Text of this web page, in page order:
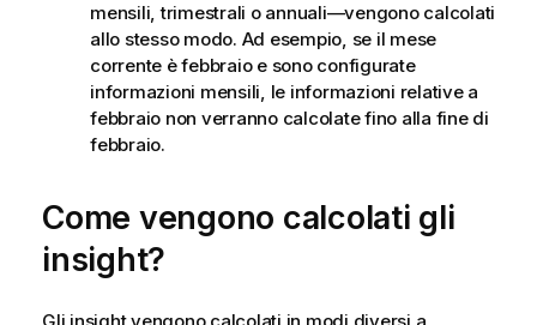
mensili, trimestrali o annuali—vengono calcolati
allo stesso modo. Ad esempio, se il mese
corrente è febbraio e sono configurate
informazioni mensili, le informazioni relative a
febbraio non verranno calcolate fino alla fine di
febbraio.
Come vengono calcolati gli
insight?
Gli insight vengono calcolati in modi diversi a